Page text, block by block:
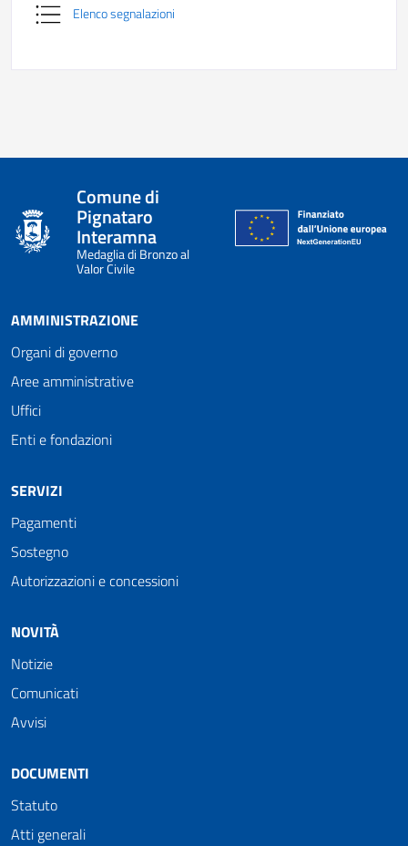
Elenco segnalazioni
Comune di
Pignataro
Interamna
Medaglia di Bronzo al
Valor Civile
AMMINISTRAZIONE
Organi di governo
Aree amministrative
Uffici
Enti e fondazioni
SERVIZI
Pagamenti
Sostegno
Autorizzazioni e concessioni
NOVITÀ
Notizie
Comunicati
Avvisi
DOCUMENTI
Statuto
Atti generali